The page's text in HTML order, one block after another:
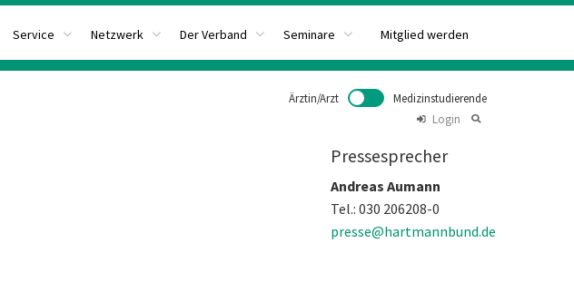
Service Netzwerk Der Verband Seminare Mitglied werden
Ärztin/Arzt
Medizinstudierende
Login
Pressesprecher
Andreas Aumann
Tel.: 030 206208-0
presse@hartmannbund.de